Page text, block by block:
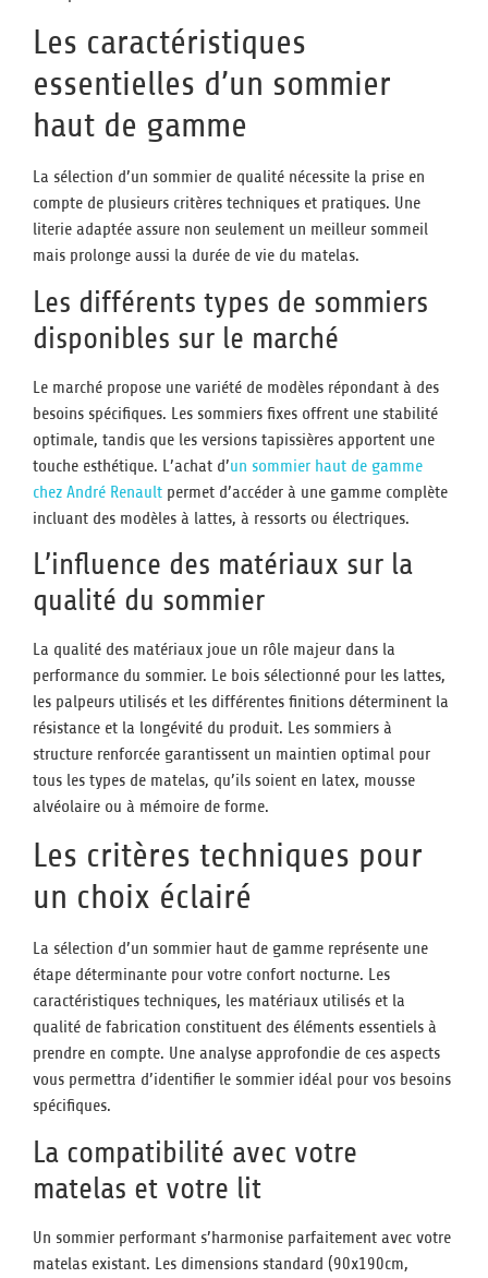
Les caractéristiques
essentielles d’un sommier
haut de gamme
La sélection d’un sommier de qualité nécessite la prise en
compte de plusieurs critères techniques et pratiques. Une
literie adaptée assure non seulement un meilleur sommeil
mais prolonge aussi la durée de vie du matelas.
Les différents types de sommiers
disponibles sur le marché
Le marché propose une variété de modèles répondant à des
besoins spécifiques. Les sommiers fixes offrent une stabilité
optimale, tandis que les versions tapissières apportent une
touche esthétique. L’achat d’un sommier haut de gamme
chez André Renault permet d’accéder à une gamme complète
incluant des modèles à lattes, à ressorts ou électriques.
L’influence des matériaux sur la
qualité du sommier
La qualité des matériaux joue un rôle majeur dans la
performance du sommier. Le bois sélectionné pour les lattes,
les palpeurs utilisés et les différentes finitions déterminent la
résistance et la longévité du produit. Les sommiers à
structure renforcée garantissent un maintien optimal pour
tous les types de matelas, qu’ils soient en latex, mousse
alvéolaire ou à mémoire de forme.
Les critères techniques pour
un choix éclairé
La sélection d’un sommier haut de gamme représente une
étape déterminante pour votre confort nocturne. Les
caractéristiques techniques, les matériaux utilisés et la
qualité de fabrication constituent des éléments essentiels à
prendre en compte. Une analyse approfondie de ces aspects
vous permettra d’identifier le sommier idéal pour vos besoins
spécifiques.
La compatibilité avec votre
matelas et votre lit
Un sommier performant s’harmonise parfaitement avec votre
matelas existant. Les dimensions standard (90x190cm,